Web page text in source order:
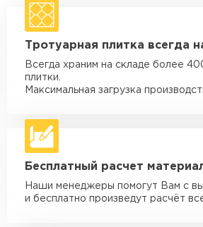
Способ доставки
Машина - 1,5 тн до 14 м3
макс. длина груза 4 м
Машина - 1,5 тн до 20 м3
макс. длина груза 4 м
макс. длина груза 6 м
Машина - 5 тн до 30 м3
макс. длина груза 6 м
Машина - 10 тн до 50 м3
Тротуарная плитка всегда
Всегда храним на складе более
плитки.
Максимальная загрузка
Бесплатный расчет
Наши менеджеры помогут Вам с
и бесплатно произведут расчёт